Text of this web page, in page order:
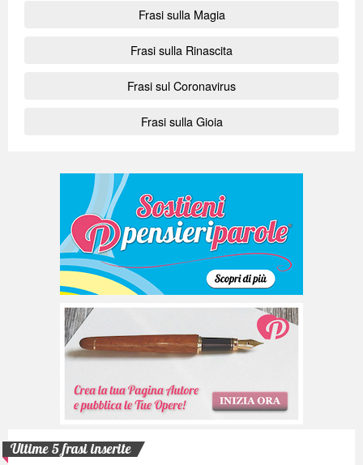
Frasi sulla Magia
Frasi sulla Rinascita
Frasi sul Coronavirus
Frasi sulla Gioia
Ultime 5 frasi inserite